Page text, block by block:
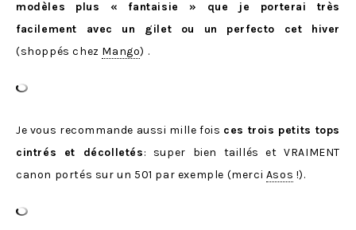
modèles plus « fantaisie » que je porterai très
facilement avec un gilet ou un perfecto cet hiver
(shoppés chez Mango) .
Je vous recommande aussi mille fois ces trois petits tops
cintrés et décolletés: super bien taillés et VRAIMENT
canon portés sur un 501 par exemple (merci Asos !).